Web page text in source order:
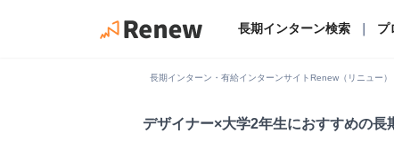
長期インターン検索 プ
長期インターン・有給インターンサイトRenew（リニュー）
デザイナー×大学2年生におすすめの長